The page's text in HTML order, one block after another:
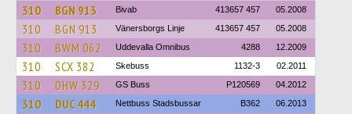
310 BGN 913 Bivab 413657 457 05.2008
310 BGN 913 Vänersborgs Linje 413657 457 05.2008
310 BWM 062 Uddevalla Omnibus 4288 12.2009
310 SCX 382 Skebuss 1132-3 02.2011
310 DHW 329 GS Buss P120569 04.2012
310 DUC 444 Nettbuss Stadsbussar B362 06.2013